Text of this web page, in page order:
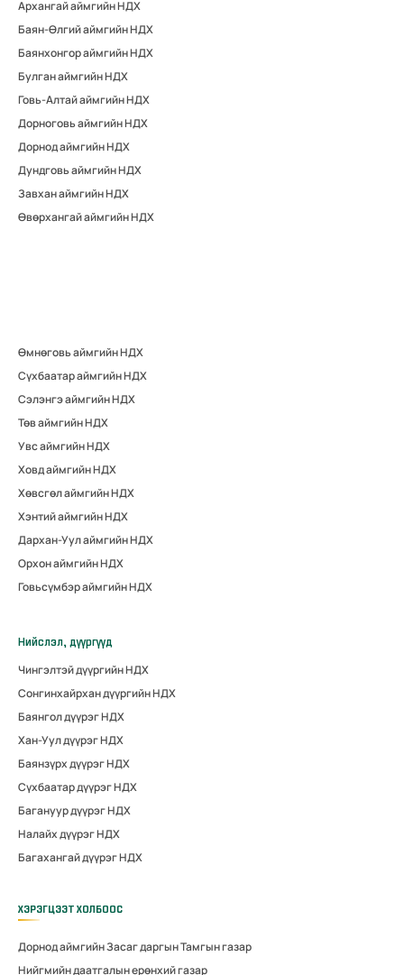
Архангай аймгийн НДХ
Баян-Өлгий аймгийн НДХ
Баянхонгор аймгийн НДХ
Булган аймгийн НДХ
Говь-Алтай аймгийн НДХ
Дорноговь аймгийн НДХ
Дорнод аймгийн НДХ
Дундговь аймгийн НДХ
Завхан аймгийн НДХ
Өвөрхангай аймгийн НДХ
Өмнөговь аймгийн НДХ
Сүхбаатар аймгийн НДХ
Сэлэнгэ аймгийн НДХ
Төв аймгийн НДХ
Увс аймгийн НДХ
Ховд аймгийн НДХ
Хөвсгөл аймгийн НДХ
Хэнтий аймгийн НДХ
Дархан-Уул аймгийн НДХ
Орхон аймгийн НДХ
Говьсүмбэр аймгийн НДХ
Нийслэл, дүүргүүд
Чингэлтэй дүүргийн НДХ
Сонгинхайрхан дүүргийн НДХ
Баянгол дүүрэг НДХ
Хан-Уул дүүрэг НДХ
Баянзүрх дүүрэг НДХ
Сүхбаатар дүүрэг НДХ
Багануур дүүрэг НДХ
Налайх дүүрэг НДХ
Багахангай дүүрэг НДХ
ХЭРЭГЦЭЭТ ХОЛБООС
Дорнод аймгийн Засаг даргын Тамгын газар
Нийгмийн даатгалын ерөнхий газар